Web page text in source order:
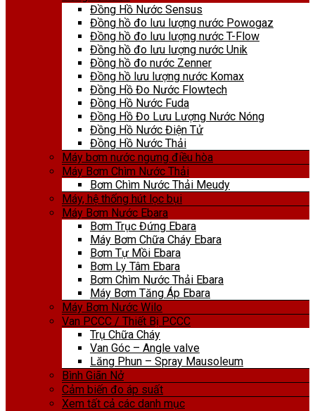
Đồng Hồ Nước Sensus
Đồng hồ đo lưu lượng nước Powogaz
Đồng hồ đo lưu lượng nước T-Flow
Đồng hồ đo lưu lượng nước Unik
Đồng hồ đo nước Zenner
Đồng hồ lưu lượng nước Komax
Đồng Hồ Đo Nước Flowtech
Đồng Hồ Nước Fuda
Đồng Hồ Đo Lưu Lượng Nước Nóng
Đồng Hồ Nước Điện Tử
Đồng Hồ Nước Thải
Máy bơm nước ngưng điều hòa
Máy Bơm Chìm Nước Thải
Bơm Chìm Nước Thải Meudy
Máy, hệ thống hút lọc bụi
Máy Bơm Nước Ebara
Bơm Trục Đứng Ebara
Máy Bơm Chữa Cháy Ebara
Bơm Tự Mồi Ebara
Bơm Ly Tâm Ebara
Bơm Chìm Nước Thải Ebara
Máy Bơm Tăng Áp Ebara
Máy Bơm Nước Wilo
Van PCCC / Thiết Bị PCCC
Trụ Chữa Cháy
Van Góc – Angle valve
Lăng Phun – Spray Mausoleum
Bình Giãn Nở
Cảm biến đo áp suất
Xem tất cả các danh mục